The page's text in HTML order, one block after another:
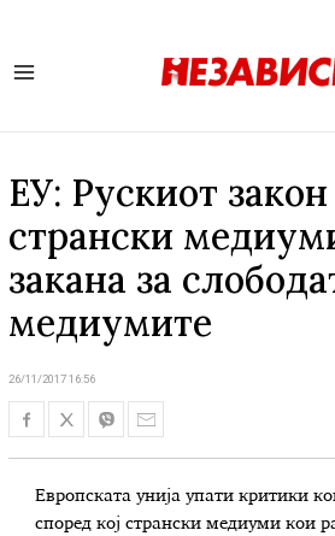
ЕУ: Рускиот закон
странски
закана за
медиумите
26/11/2017 16:56
Европската унија упати критики
според кој странски медиуми кои